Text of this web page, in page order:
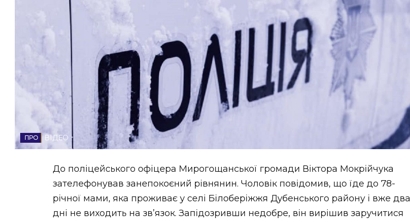
НОВИНИ ЗАХІДНОЇ УКРАЇНИ
ФОТО
ВІДЕО
ВІДЕО
До поліцейського офіцера Мирогощанської громади Віктора Мокрійчука
зателефонував занепокоєний рівнянин. Чоловік повідомив, що їде до 78-
річної мами, яка проживає у селі Білоберіжжя Дубенського району і вже два
дні не виходить на зв’язок. Запідозривши недобре, він вирішив заручитися